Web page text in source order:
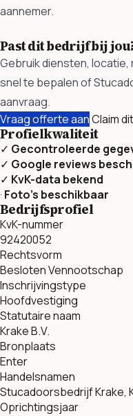
aannemer.
Past dit bedrijf bij
Gebruik diensten,
snel te bepalen of
aanvraag.
Vraag offerte aanClaim
Profielkwaliteit
✓ Gecontroleerde
✓ Google reviews
✓ KvK-data bekend
· Foto’s beschikbaar
Bedrijfsprofiel
KvK-nummer
92420052
Rechtsvorm
Besloten Vennootschap
Inschrijvingstype
Hoofdvestiging
Statutaire naam
Krake B.V.
Bronplaats
Enter
Handelsnamen
Stucadoorsbedrijf Krake,
Oprichtingsjaar